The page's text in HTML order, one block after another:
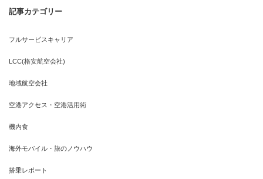
記事カテゴリー
フルサービスキャリア
LCC(格安航空会社)
地域航空会社
空港アクセス・空港活用術
機内食
海外モバイル・旅のノウハウ
搭乗レポート